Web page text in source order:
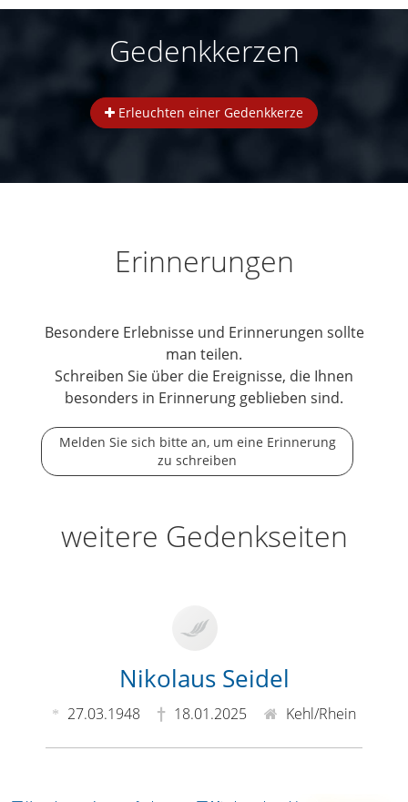
Gedenkkerzen
Erleuchten einer Gedenkkerze
Erinnerungen
Besondere Erlebnisse und Erinnerungen sollte
man teilen.
Schreiben Sie über die Ereignisse, die Ihnen
besonders in Erinnerung geblieben sind.
Melden Sie sich bitte an, um eine Erinnerung
zu schreiben
weitere Gedenkseiten
Nikolaus Seidel
27.03.1948 18.01.2025 Kehl/Rhein